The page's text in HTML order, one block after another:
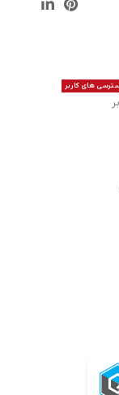
های کاربر